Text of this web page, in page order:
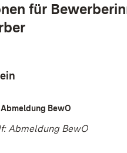
für
Download:
Abmeldung BewO (Öffnet in
Abmeldung BewO